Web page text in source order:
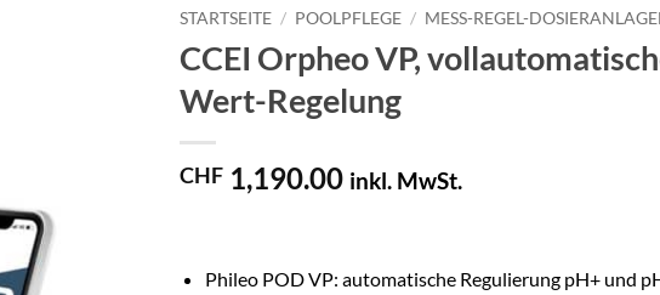
STARTSEITE / POOLPFLEGE / MESS-REGEL-
CCEI Orpheo VP,
Wert-Regelung
CHF 1,190.00 inkl. MwSt.
Phileo POD VP: automatische Regulierung pH+ und